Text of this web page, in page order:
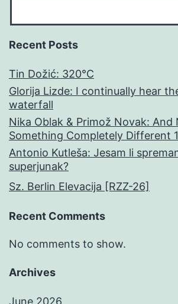
Recent Posts
Tin Dožić: 320°C
Glorija Lizde: I continually hear
waterfall
Nika Oblak & Primož Novak: And
Something Completely Different
Antonio Kutleša: Jesam li
superjunak?
Sz. Berlin Elevacija [RZZ-26]
Recent Comments
No comments to show.
Archives
June 2026